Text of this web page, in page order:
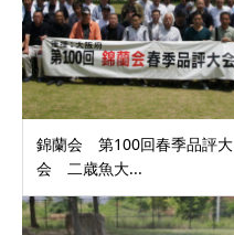
錦蘭会 第100回春季品評大
会 二歳魚大...